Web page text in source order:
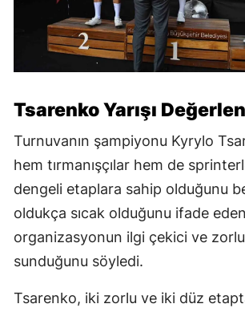
Tsarenko Yarışı
Turnuvanın şampiyonu Kyrylo
hem tırmanışçılar hem de
dengeli etaplara sahip olduğunu
oldukça sıcak olduğunu ifade
organizasyonun ilgi çekici ve
sunduğunu söyledi.
Tsarenko, iki zorlu ve iki düz